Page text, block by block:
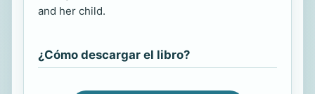
and her child.
¿Cómo descargar el libro?